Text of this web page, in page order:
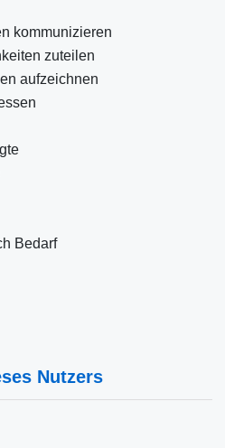
kommunizieren
zuteilen
aufzeichnen
Bedarf
Nutzers